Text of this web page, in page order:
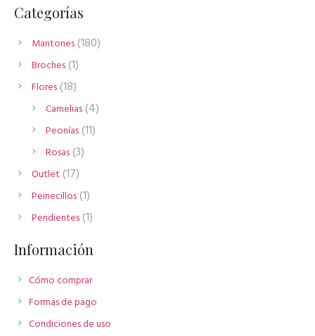
Categorías
Mantones 180180
Broches 11
producto
Flores 1818
productos
Camelias 44
Peonías 1111
Rosas 33
Outlet 1717
productos
Peinecillos 11
producto
Pendientes 11
Información
Cómo comprar
Formas de pago
Condiciones de uso